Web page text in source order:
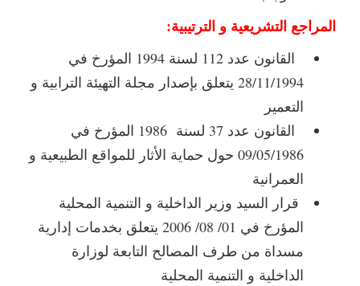
المراجع التشريعية و الترتيبية:
القانون عدد 112 لسنة 1994 المؤرخ في
28/11/1994 يتعلق بإصدار مجلة التهيئة الترابية و
التعمير
القانون عدد 37 لسنة 1986 المؤرخ في
09/05/1986 حول حماية الأثار للمواقع الطبيعية و
العمرانية
قرار السيد وزير الداخلية و التنمية المحلية
المؤرخ في 01/ 08/ 2006 يتعلق بخدمات إدارية
مسداة من طرف المصالح التابعة لوزارة
الداخلية و التنمية المحلية